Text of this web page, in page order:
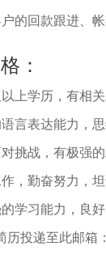
的回款跟进、帐
：
上学历，有相
言表达能力，
挑战，有极强
，勤奋努力，
学习能力，良
历投递至此邮箱